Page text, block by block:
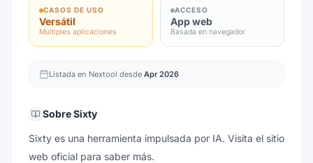
CASOS DE USO
Versátil
Múltiples aplicaciones
ACCESO
App web
Basada en navegador
Listada en Nextool desde Apr 2026
SobreSixty
Sixty es una herramienta impulsada por IA. Visita el sitio
web oficial para saber más.